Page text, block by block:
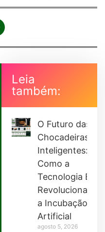
Leia
também:
O Futuro das
Chocadeiras
Inteligentes:
Como a
Tecnologia Está
Revolucionando
a Incubação
Artificial
agosto 5, 2026